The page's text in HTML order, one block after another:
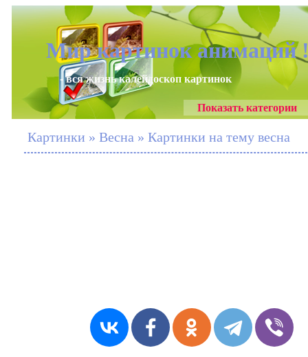
Мир картинок анимаций
- вся жизнь калейдоскоп картинок
Показать категории
Картинки » Весна » Картинки на тему весна